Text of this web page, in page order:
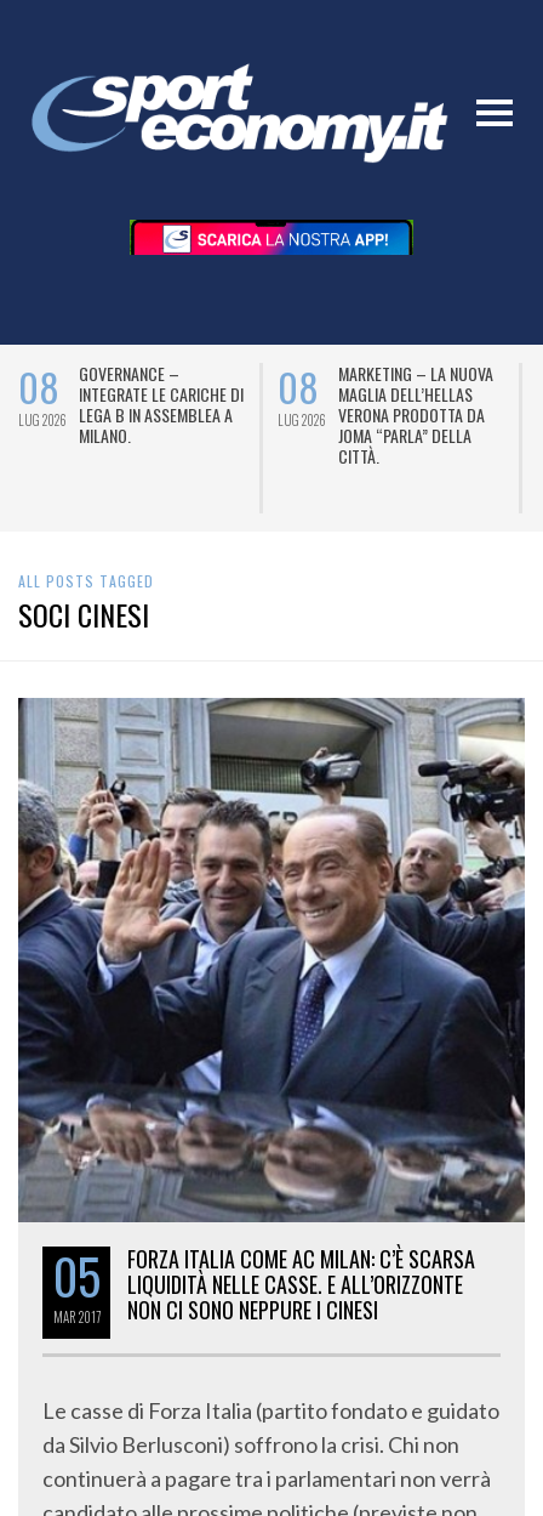
08
LUG 2026
GOVERNANCE –
INTEGRATE LE CARICHE DI
LEGA B IN ASSEMBLEA A
MILANO.
08
LUG 2026
MARKETING – LA NUOVA
MAGLIA DELL’HELLAS
VERONA PRODOTTA DA
JOMA “PARLA” DELLA
CITTÀ.
ALL POSTS TAGGED
SOCI CINESI
05
MAR2017
FORZA ITALIA COME AC MILAN: C’È SCARSA
LIQUIDITÀ NELLE CASSE. E ALL’ORIZZONTE
NON CI SONO NEPPURE I CINESI
Le casse di Forza Italia (partito fondato e guidato
da Silvio Berlusconi) soffrono la crisi. Chi non
continuerà a pagare tra i parlamentari non verrà